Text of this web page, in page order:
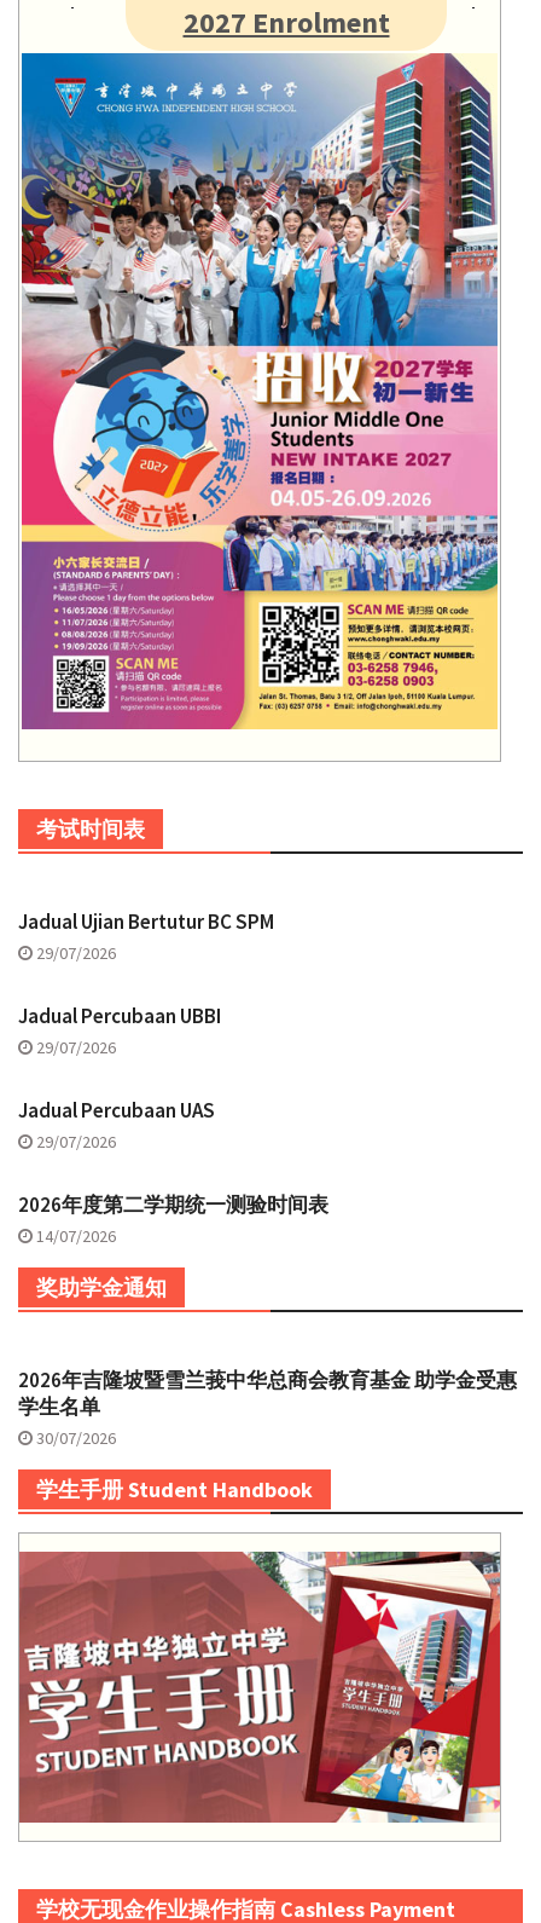
2027 Enrolment
考试时间表
Jadual Ujian Bertutur BC SPM
29/07/2026
Jadual Percubaan UBBI
29/07/2026
Jadual Percubaan UAS
29/07/2026
2026年度第二学期统一测验时间表
14/07/2026
奖助学金通知
2026年吉隆坡暨雪兰莪中华总商会教育基金 助学金受惠
学生名单
30/07/2026
学生手册 Student Handbook
学校无现金作业操作指南 Cashless Payment